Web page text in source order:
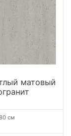
матовый
см